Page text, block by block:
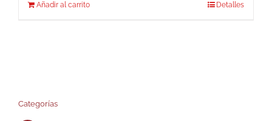
Añadir al carrito Detalles
Categorías